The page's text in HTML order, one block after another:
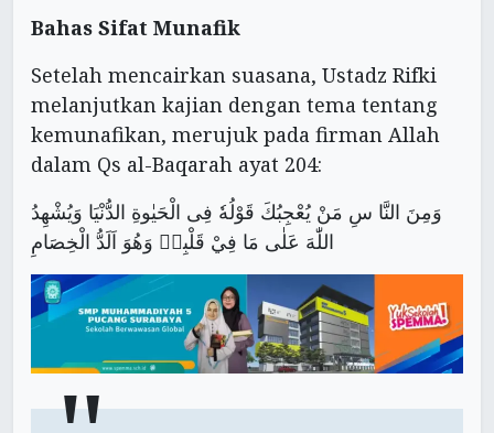
Bahas Sifat Munafik
Setelah mencairkan suasana, Ustadz Rifki
melanjutkan kajian dengan tema tentang
kemunafikan, merujuk pada firman Allah
dalam Qs al-Baqarah ayat 204:
وَمِنَ النَّا سِ مَنْ يُعْجِبُكَ قَوْلُهٗ فِى الْحَيٰوةِ الدُّنْيَا وَيُشْهِدُ
اللّٰهَ عَلٰى مَا فِيْ قَلْبِهٖ وَهُوَ اَلَدُّ الْخِصَامِ